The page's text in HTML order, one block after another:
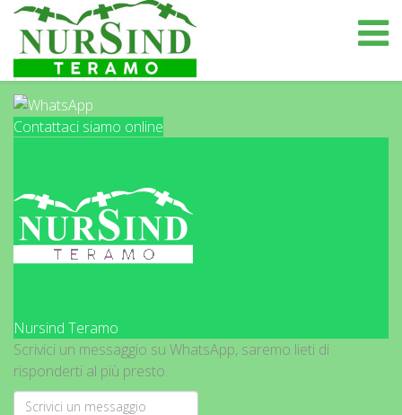
Contattaci siamo online
Nursind Teramo
Scrivici un messaggio su WhatsApp, saremo lieti di
risponderti al più presto.